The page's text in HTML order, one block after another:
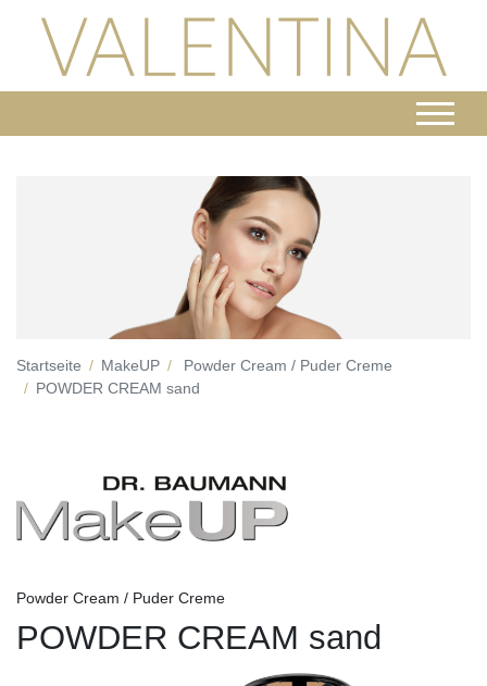
Startseite MakeUP
Powder Cream / Puder Creme
POWDER CREAM sand
Powder Cream / Puder Creme
POWDER CREAM sand